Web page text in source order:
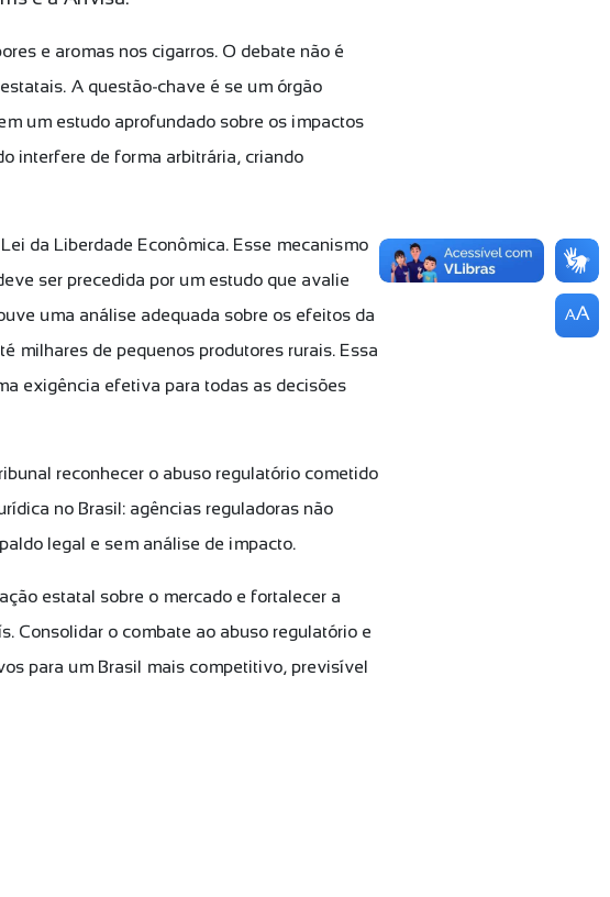
AA
e aromas nos cigarros. O debate não é
A questão-chave é se um órgão
um estudo aprofundado sobre os impactos
interfere de forma arbitrária, criando
da Liberdade Econômica. Esse mecanismo
ser precedida por um estudo que avalie
uma análise adequada sobre os efeitos da
milhares de pequenos produtores rurais. Essa
exigência efetiva para todas as decisões
reconhecer o abuso regulatório cometido
no Brasil: agências reguladoras não
legal e sem análise de impacto.
estatal sobre o mercado e fortalecer a
Consolidar o combate ao abuso regulatório e
para um Brasil mais competitivo, previsível